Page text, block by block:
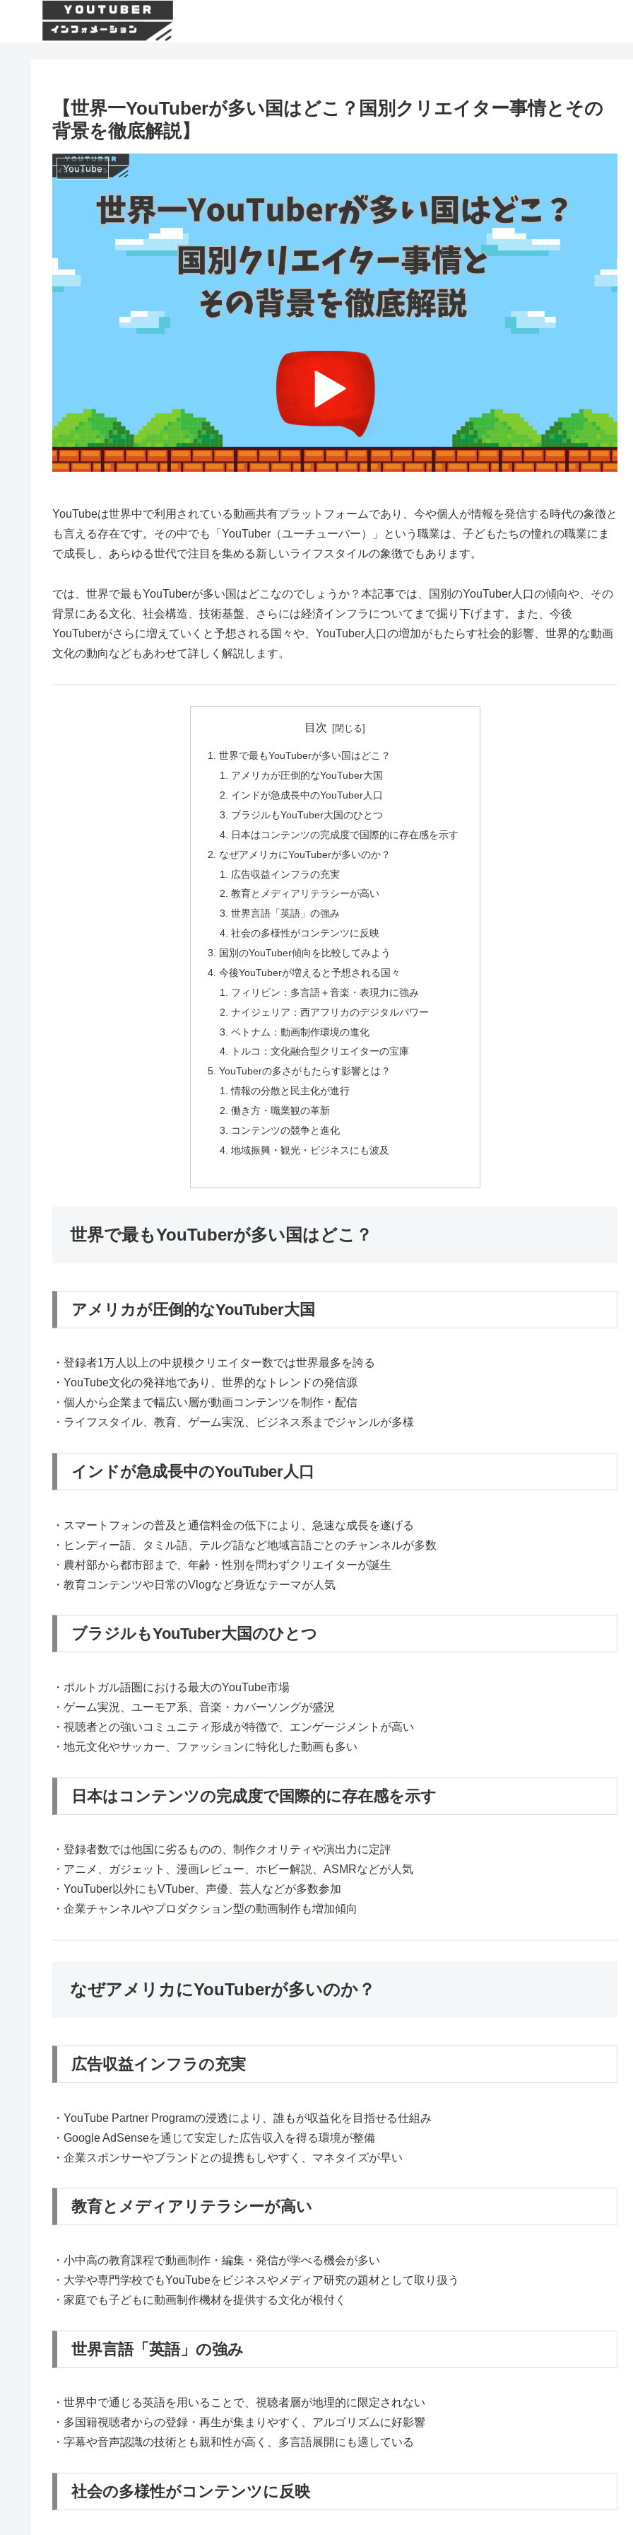
【世界一YouTuberが多い国はどこ？国別クリエイター事情とその
背景を徹底解説】
YouTube
YouTubeは世界中で利用されている動画共有プラットフォームであり、今や個人が情報を発信する時代の象徴と
も言える存在です。その中でも「YouTuber（ユーチューバー）」という職業は、子どもたちの憧れの職業にま
で成長し、あらゆる世代で注目を集める新しいライフスタイルの象徴でもあります。
では、世界で最もYouTuberが多い国はどこなのでしょうか？本記事では、国別のYouTuber人口の傾向や、その
背景にある文化、社会構造、技術基盤、さらには経済インフラについてまで掘り下げます。また、今後
YouTuberがさらに増えていくと予想される国々や、YouTuber人口の増加がもたらす社会的影響、世界的な動画
文化の動向などもあわせて詳しく解説します。
目次
世界で最もYouTuberが多い国はどこ？
アメリカが圧倒的なYouTuber大国
インドが急成長中のYouTuber人口
ブラジルもYouTuber大国のひとつ
日本はコンテンツの完成度で国際的に存在感を示す
なぜアメリカにYouTuberが多いのか？
広告収益インフラの充実
教育とメディアリテラシーが高い
世界言語「英語」の強み
社会の多様性がコンテンツに反映
国別のYouTuber傾向を比較してみよう
今後YouTuberが増えると予想される国々
フィリピン：多言語＋音楽・表現力に強み
ナイジェリア：西アフリカのデジタルパワー
ベトナム：動画制作環境の進化
トルコ：文化融合型クリエイターの宝庫
YouTuberの多さがもたらす影響とは？
情報の分散と民主化が進行
働き方・職業観の革新
コンテンツの競争と進化
地域振興・観光・ビジネスにも波及
世界で最もYouTuberが多い国はどこ？
アメリカが圧倒的なYouTuber大国
・登録者1万人以上の中規模クリエイター数では世界最多を誇る
・YouTube文化の発祥地であり、世界的なトレンドの発信源
・個人から企業まで幅広い層が動画コンテンツを制作・配信
・ライフスタイル、教育、ゲーム実況、ビジネス系までジャンルが多様
インドが急成長中のYouTuber人口
・スマートフォンの普及と通信料金の低下により、急速な成長を遂げる
・ヒンディー語、タミル語、テルグ語など地域言語ごとのチャンネルが多数
・農村部から都市部まで、年齢・性別を問わずクリエイターが誕生
・教育コンテンツや日常のVlogなど身近なテーマが人気
ブラジルもYouTuber大国のひとつ
・ポルトガル語圏における最大のYouTube市場
・ゲーム実況、ユーモア系、音楽・カバーソングが盛況
・視聴者との強いコミュニティ形成が特徴で、エンゲージメントが高い
・地元文化やサッカー、ファッションに特化した動画も多い
日本はコンテンツの完成度で国際的に存在感を示す
・登録者数では他国に劣るものの、制作クオリティや演出力に定評
・アニメ、ガジェット、漫画レビュー、ホビー解説、ASMRなどが人気
・YouTuber以外にもVTuber、声優、芸人などが多数参加
・企業チャンネルやプロダクション型の動画制作も増加傾向
なぜアメリカにYouTuberが多いのか？
広告収益インフラの充実
・YouTube Partner Programの浸透により、誰もが収益化を目指せる仕組み
・Google AdSenseを通じて安定した広告収入を得る環境が整備
・企業スポンサーやブランドとの提携もしやすく、マネタイズが早い
教育とメディアリテラシーが高い
・小中高の教育課程で動画制作・編集・発信が学べる機会が多い
・大学や専門学校でもYouTubeをビジネスやメディア研究の題材として取り扱う
・家庭でも子どもに動画制作機材を提供する文化が根付く
世界言語「英語」の強み
・世界中で通じる英語を用いることで、視聴者層が地理的に限定されない
・多国籍視聴者からの登録・再生が集まりやすく、アルゴリズムに好影響
・字幕や音声認識の技術とも親和性が高く、多言語展開にも適している
社会の多様性がコンテンツに反映